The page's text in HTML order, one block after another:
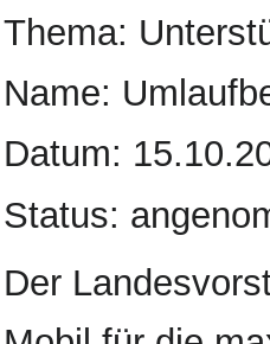
Thema:
Name:
Datum:
Status:
Der